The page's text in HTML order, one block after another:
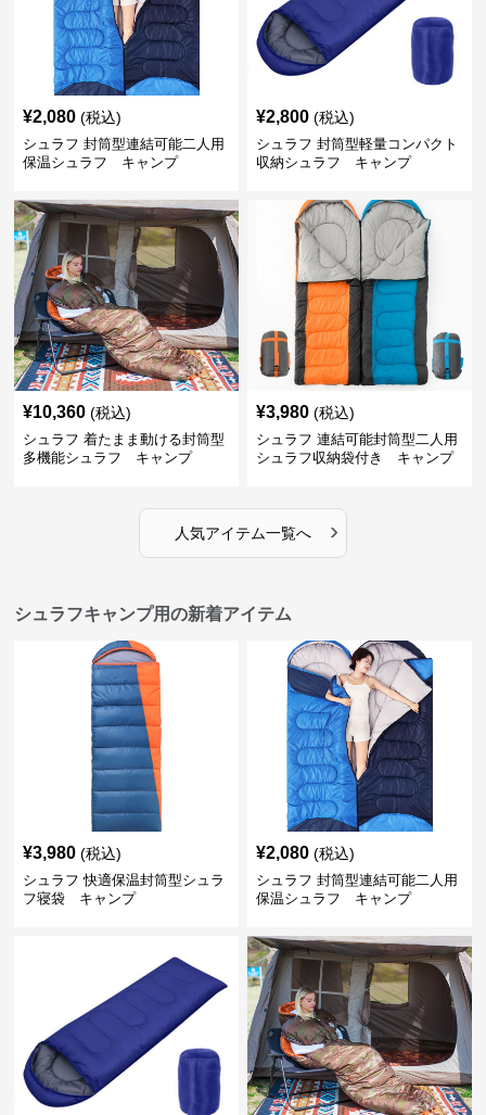
¥2,080 (税込)
シュラフ 封筒型連結可能二人用
保温シュラフ キャンプ
¥2,800 (税込)
シュラフ 封筒型軽量コンパクト
収納シュラフ キャンプ
¥10,360 (税込)
シュラフ 着たまま動ける封筒型
多機能シュラフ キャンプ
¥3,980 (税込)
シュラフ 連結可能封筒型二人用
シュラフ収納袋付き キャンプ
人気アイテム一覧へ ›
シュラフキャンプ用の新着アイテム
¥3,980 (税込)
シュラフ 快適保温封筒型シュラ
フ寝袋 キャンプ
¥2,080 (税込)
シュラフ 封筒型連結可能二人用
保温シュラフ キャンプ